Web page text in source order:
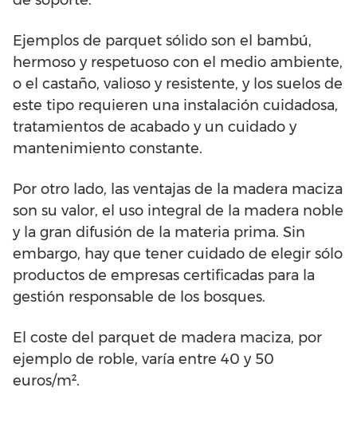
Ejemplos de parquet sólido son el bambú,
hermoso y respetuoso con el medio ambiente,
o el castaño, valioso y resistente, y los suelos de
este tipo requieren una instalación cuidadosa,
tratamientos de acabado y un cuidado y
mantenimiento constante.
Por otro lado, las ventajas de la madera maciza
son su valor, el uso integral de la madera noble
y la gran difusión de la materia prima. Sin
embargo, hay que tener cuidado de elegir sólo
productos de empresas certificadas para la
gestión responsable de los bosques.
El coste del parquet de madera maciza, por
ejemplo de roble, varía entre 40 y 50
euros/m².